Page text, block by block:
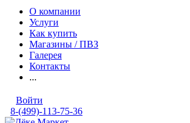
О компании
Услуги
Как купить
Магазины / ПВЗ
Галерея
Контакты
...
Войти
8-(499)-113-75-36